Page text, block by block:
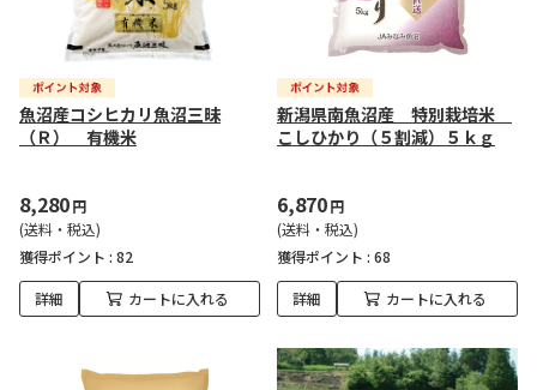
魚沼産コシヒカリ魚沼三昧
（Ｒ） 有機米
8,280円
(送料・税込)
獲得ポイント : 82
詳細 カートに入れる
新潟県南魚沼産 特別栽培米
こしひかり（５割減）５ｋｇ
6,870円
(送料・税込)
獲得ポイント : 68
詳細 カートに入れる